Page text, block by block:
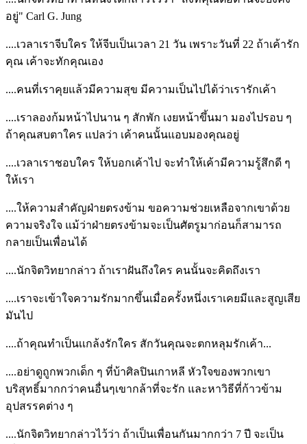
อยู่" Carl G. Jung
....เวลาเราจีบใคร ให้จีบเป็นเวลา 21 วัน เพราะวันที่ 22 ถ้าเค้ารัก
คุณ เค้าจะทักคุณเอง
....คนที่เราคุยแล้วมีความสุข มีความเป็นไปได้ว่าเรารักเค้า
....เราลองก้มหน้าไปนาน ๆ สักพัก เงยหน้าขึ้นมา มองไปรอบ ๆ
ถ้าคุณสบตาใคร แปลว่า เค้าคนนั้นแอบมองคุณอยู่
....เวลาเราชอบใคร ให้บอกเค้าไป จะทำให้เค้ามีความรู้สึกดี ๆ
ให้เรา
....ให้ความสำคัญฝ่ายตรงข้าม ขอความช่วยเหลือจากเขาด้วย
ความจริงใจ แม้ว่าฝ่ายตรงข้ามจะเป็นศัตรูมาก่อนก็สามารถ
กลายเป็นเพื่อนได้
....นักจิตวิทยากล่าว ถ้าเราฝันถึงใคร คนนั้นจะคิดถึงเรา
....เราจะเข้าใจความรักมากขึ้นเมื่อครั้งหนึ่งเราเคยมีและสูญเสีย
มันไป
....ถ้าคุณทำเป็นเเกล้งรักใคร สักวันคุณจะตกหลุมรักเค้า...
....อย่าดูถูกพวกเด็ก ๆ ที่บ้าศิลปินเกาหลี หัวใจของพวกเขา
บริสุทธิ์มากกว่าคนอื่นๆเขากล้าที่จะรัก และหาวิธีที่ก้าวข้าม
อุปสรรคต่าง ๆ
....นักจิตวิทยากล่าวไว้ว่า ถ้าเป็นเพื่อนกันมากกว่า 7 ปี จะเป็น